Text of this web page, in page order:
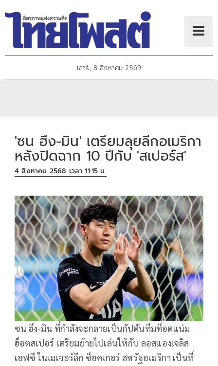
เสาร์, 8 สิงหาคม 2569
'ซน ฮึง-มิน' เตรียมลุยลีกอเมริกา
หลังปิดฉาก 10 ปีกับ 'สเปอร์ส'
4 สิงหาคม 2568 เวลา 11:15 น.
ซน ฮึง-มิน ที่กำลังจะกลายเป็นกัปตันทีมท็อตแน่ม
ฮ็อตสเปอร์ เตรียมย้ายไปเล่นให้กับ ลอสแองเจลิส
เอฟซี ในเมเจอร์ลีก ซ็อคเกอร์ สหรัฐอเมริกา เป็นที่